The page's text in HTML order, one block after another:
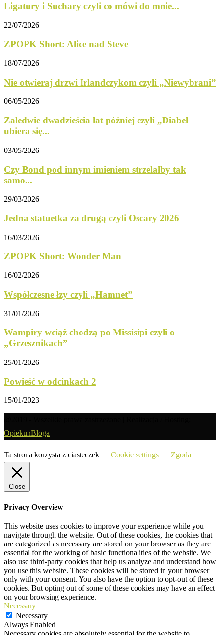
Ligatury i Suchary czyli co mówi do mnie...
22/07/2026
ZPOPK Short: Alice nad Steve
18/07/2026
Nie otwieraj drzwi Irlandczykom czyli „Niewybrani”
06/05/2026
Zaledwie dwadzieścia lat później czyli „Diabeł
ubiera się...
03/05/2026
Czy Bond pod innym imieniem strzelałby tak
samo...
29/03/2026
Jedna statuetka za drugą czyli Oscary 2026
16/03/2026
ZPOPK Short: Wonder Man
16/02/2026
Współczesne łzy czyli „Hamnet”
31/01/2026
Wampiry wciąż chodzą po Missisipi czyli o
„Grzesznikach”
25/01/2026
Powieść w odcinkach 2
15/01/2023
OpiekunBloga
Ta strona korzysta z ciasteczek Cookie settings Zgoda
Close
Privacy Overview
This website uses cookies to improve your experience while you
navigate through the website. Out of these cookies, the cookies that
are categorized as necessary are stored on your browser as they are
essential for the working of basic functionalities of the website. We
also use third-party cookies that help us analyze and understand how
you use this website. These cookies will be stored in your browser
only with your consent. You also have the option to opt-out of these
cookies. But opting out of some of these cookies may have an effect
on your browsing experience.
Necessary
Necessary
Always Enabled
Necessary cookies are absolutely essential for the website to